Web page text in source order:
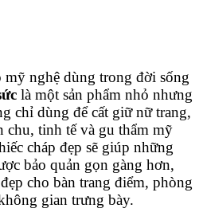
nghệ dùng trong đời sống
là một sản phẩm nhỏ nhưng
chỉ dùng để cất giữ nữ trang,
chu, tinh tế và gu thẩm mỹ
cháp đẹp sẽ giúp những
bảo quản gọn gàng hơn,
cho bàn trang điểm, phòng
gian trưng bày.